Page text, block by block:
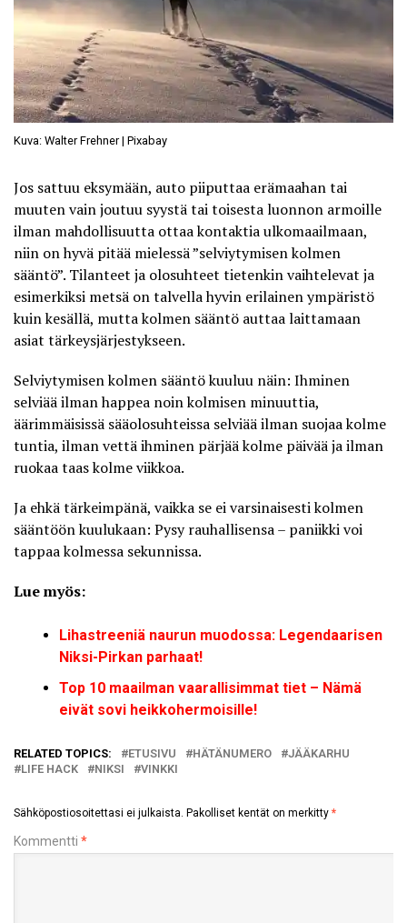
Kuva: Walter Frehner | Pixabay
Jos sattuu eksymään, auto piiputtaa erämaahan tai
muuten vain joutuu syystä tai toisesta luonnon armoille
ilman mahdollisuutta ottaa kontaktia ulkomaailmaan,
niin on hyvä pitää mielessä ”selviytymisen kolmen
sääntö”. Tilanteet ja olosuhteet tietenkin vaihtelevat ja
esimerkiksi metsä on talvella hyvin erilainen ympäristö
kuin kesällä, mutta kolmen sääntö auttaa laittamaan
asiat tärkeysjärjestykseen.
Selviytymisen kolmen sääntö kuuluu näin: Ihminen
selviää ilman happea noin kolmisen minuuttia,
äärimmäisissä sääolosuhteissa selviää ilman suojaa kolme
tuntia, ilman vettä ihminen pärjää kolme päivää ja ilman
ruokaa taas kolme viikkoa.
Ja ehkä tärkeimpänä, vaikka se ei varsinaisesti kolmen
sääntöön kuulukaan: Pysy rauhallisensa – paniikki voi
tappaa kolmessa sekunnissa.
Lue myös:
Lihastreeniä naurun muodossa: Legendaarisen
Niksi-Pirkan parhaat!
Top 10 maailman vaarallisimmat tiet – Nämä
eivät sovi heikkohermoisille!
RELATED TOPICS: ETUSIVU HÄTÄNUMERO
JÄÄKARHU
LIFE HACK
NIKSI VINKKI
Sähköpostiosoitettasi ei julkaista. Pakolliset kentät on merkitty *
Kommentti *